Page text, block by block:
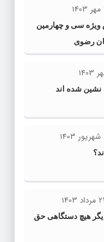
سی و چهارمین
رضوی
نشین شده اند
1403
هیچ دستگاهی حق